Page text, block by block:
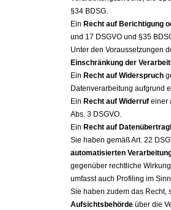
§34 BDSG.
Ein Recht auf Berichtigung
und 17 DSGVO und §35
Unter den Voraussetzungen
Einschränkung der
Ein Recht auf Widerspruch
Datenverarbeitung aufgrund
Ein Recht auf Widerruf einer
Abs. 3 DSGVO.
Ein Recht auf
Sie haben gemäß Art. 22
automatisierten
gegenüber rechtliche
umfasst auch Profiling im
Sie haben zudem das Recht,
Aufsichtsbehörde über die